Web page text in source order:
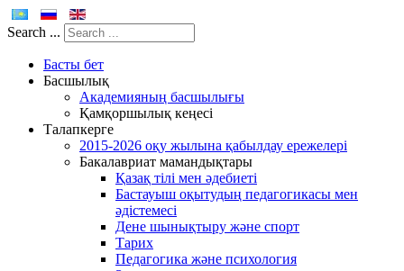
Search ...
Басты бет
Басшылық
Академияның басшылығы
Қамқоршылық кеңесі
Талапкерге
2015-2026 оқу жылына қабылдау ережелері
Бакалавриат мамандықтары
Қазақ тілі мен әдебиеті
Бастауыш оқытудың педагогикасы мен
әдістемесі
Дене шынықтыру және спорт
Тарих
Педагогика және психология